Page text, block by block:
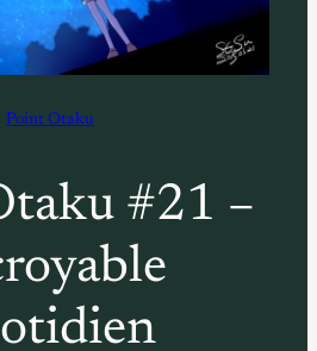
Point Otaku
#21 –